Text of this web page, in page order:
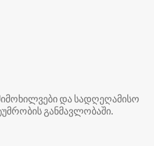
და სადღეღამისო
განმავლობაში.